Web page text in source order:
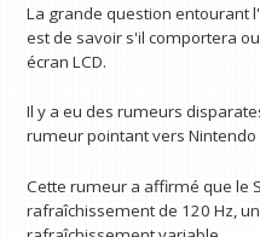
La grande question entourant
est de savoir s'il comportera
écran LCD.
Il y a eu des rumeurs
rumeur pointant vers
Cette rumeur a affirmé que le
rafraîchissement de 120 Hz,